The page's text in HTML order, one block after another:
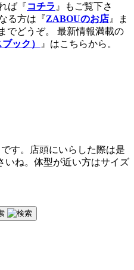
ば『コチラ 』もご覧下さ
る方は『ZABOUのお店 』ま
でどうぞ。 最新情報満載の
ック） 』はこちらから。
す。店頭にいらした際は是
いね。体型が近い方はサイズ